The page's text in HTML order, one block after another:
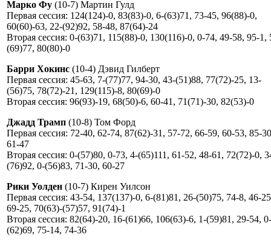
Марко Фу (10-7) Мартин Гулд
Первая сессия: 124(124)-0, 83(83)-0, 6-(63)71, 73-45, 96(88)-0,
60(60)-63, 22-(92)92, 58-48, 87(64)-24
Вторая сессия: 0-(63)71, 115(88)-0, 130(116)-0, 0-74, 49-58, 95-1,
(69)77, 80(80)-0
Барри Хокинс (10-4) Дэвид Гилберт
Первая сессия: 45-63, 7-(77)77, 94-30, 43-(51)88, 77(72)-25, 13-
(56)75, 78(72)-21, 129(115)-8, 80(69)-0
Вторая сессия: 96(93)-19, 68(50)-6, 60-41, 71(71)-30, 82(53)-0
Джадд Трамп (10-8) Том Форд
Первая сессия: 72-40, 62-74, 87(62)-31, 57-72, 66-59, 60-53, 85-
61-47
Вторая сессия: 0-(57)80, 0-73, 4-(65)111, 61-52, 48-61, 72(72)-0,
(76)92, 0-(56)83, 71-30, 60-27
Рики Уолден (10-7) Кирен Уилсон
Первая сессия: 43-54, 137(137)-0, 6-(81)81, 26-(50)75, 74-8, 46-
69-25, 70(63)-(57)57, 91(74)-1
Вторая сессия: 82(64)-20, 16-(61)66, 106(63)-6, 1-(59)81, 29-54, 0-
(62)69, 75-14, 74-36